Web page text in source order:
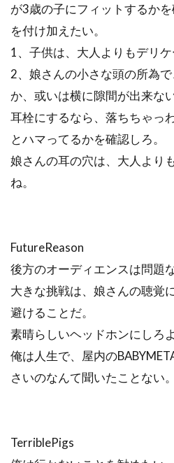
が3歳の子にフィットするか
を付け加えたい。
1、子供は、大人よりもデリケ
2、娘さんの小さな頭の所為
か、或いは横に隙間が出来な
耳栓にするなら、落ちちゃっ
とハマってるかを確認しろ。
娘さんの耳の穴は、大人より
ね。
FutureReason
後方のオーディエンスは問題な
大きな挑戦は、娘さんの聴覚
避けることだ。
素晴らしいヘッドホンにしろよ
俺は人生で、屋内の
さいのなんて聞いたことない。
TerriblePigs